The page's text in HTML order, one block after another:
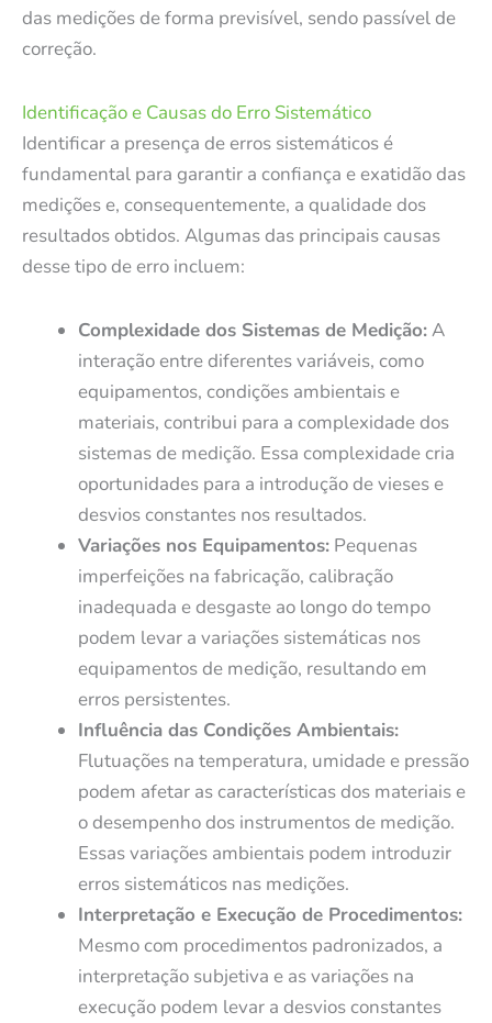
das medições de forma previsível, sendo passível de
correção.
Identificação e Causas do Erro Sistemático
Identificar a presença de erros sistemáticos é
fundamental para garantir a confiança e exatidão das
medições e, consequentemente, a qualidade dos
resultados obtidos. Algumas das principais causas
desse tipo de erro incluem:
Complexidade dos Sistemas de Medição:A
interação entre diferentes variáveis, como
equipamentos, condições ambientais e
materiais, contribui para a complexidade dos
sistemas de medição. Essa complexidade cria
oportunidades para a introdução de vieses e
desvios constantes nos resultados.
Variações nos Equipamentos: Pequenas
imperfeições na fabricação, calibração
inadequada e desgaste ao longo do tempo
podem levar a variações sistemáticas nos
equipamentos de medição, resultando em
erros persistentes.
Influência das Condições Ambientais:
Flutuações na temperatura, umidade e pressão
podem afetar as características dos materiais e
o desempenho dos instrumentos de medição.
Essas variações ambientais podem introduzir
erros sistemáticos nas medições.
Interpretação e Execução de Procedimentos:
Mesmo com procedimentos padronizados, a
interpretação subjetiva e as variações na
execução podem levar a desvios constantes